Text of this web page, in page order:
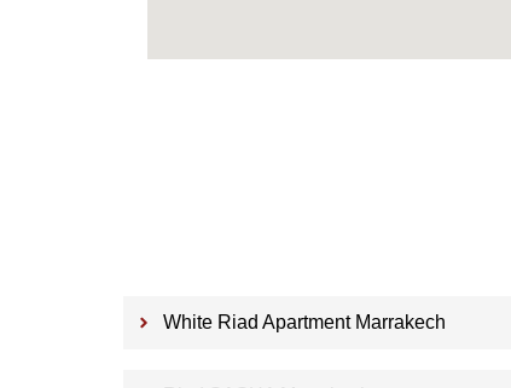
White Riad Apartment Marrakech